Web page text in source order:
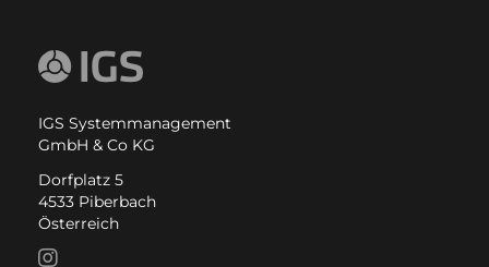
IGS Systemmanagement
GmbH & Co KG
Dorfplatz 5
4533 Piberbach
Österreich